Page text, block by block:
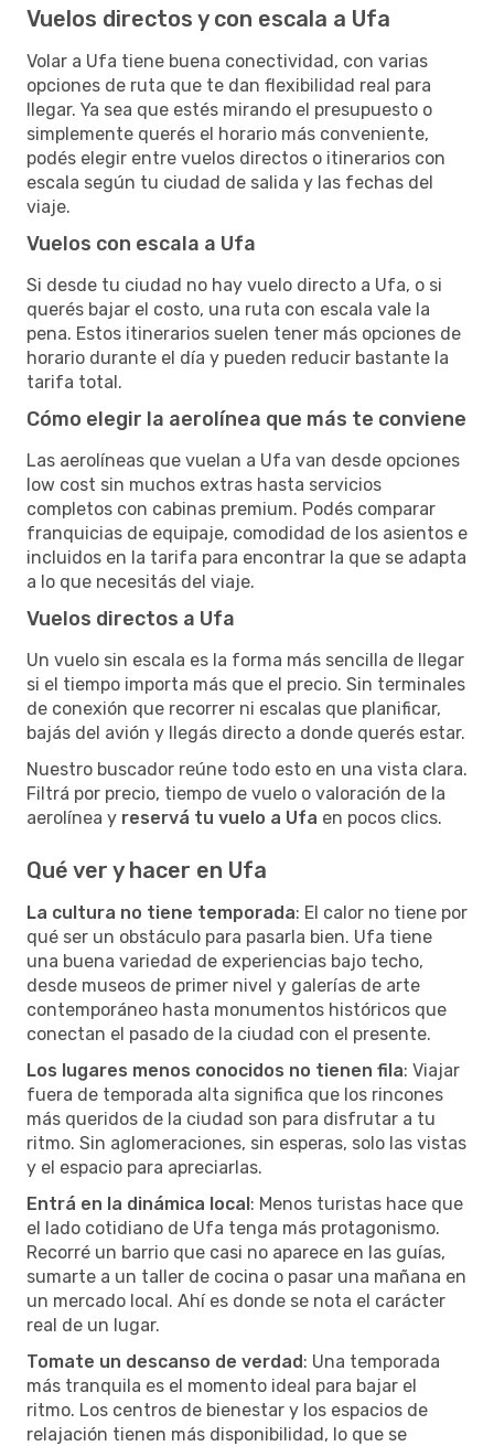
Vuelos directos y con escala a Ufa
Volar a Ufa tiene buena conectividad, con varias
opciones de ruta que te dan flexibilidad real para
llegar. Ya sea que estés mirando el presupuesto o
simplemente querés el horario más conveniente,
podés elegir entre vuelos directos o itinerarios con
escala según tu ciudad de salida y las fechas del
viaje.
Vuelos con escala a Ufa
Si desde tu ciudad no hay vuelo directo a Ufa, o si
querés bajar el costo, una ruta con escala vale la
pena. Estos itinerarios suelen tener más opciones de
horario durante el día y pueden reducir bastante la
tarifa total.
Cómo elegir la aerolínea que más te conviene
Las aerolíneas que vuelan a Ufa van desde opciones
low cost sin muchos extras hasta servicios
completos con cabinas premium. Podés comparar
franquicias de equipaje, comodidad de los asientos e
incluidos en la tarifa para encontrar la que se adapta
a lo que necesitás del viaje.
Vuelos directos a Ufa
Un vuelo sin escala es la forma más sencilla de llegar
si el tiempo importa más que el precio. Sin terminales
de conexión que recorrer ni escalas que planificar,
bajás del avión y llegás directo a donde querés estar.
Nuestro buscador reúne todo esto en una vista clara.
Filtrá por precio, tiempo de vuelo o valoración de la
aerolínea y reservá tu vuelo a Ufa en pocos clics.
Qué ver y hacer en Ufa
La cultura no tiene temporada: El calor no tiene por
qué ser un obstáculo para pasarla bien. Ufa tiene
una buena variedad de experiencias bajo techo,
desde museos de primer nivel y galerías de arte
contemporáneo hasta monumentos históricos que
conectan el pasado de la ciudad con el presente.
Los lugares menos conocidos no tienen fila: Viajar
fuera de temporada alta significa que los rincones
más queridos de la ciudad son para disfrutar a tu
ritmo. Sin aglomeraciones, sin esperas, solo las vistas
y el espacio para apreciarlas.
Entrá en la dinámica local: Menos turistas hace que
el lado cotidiano de Ufa tenga más protagonismo.
Recorré un barrio que casi no aparece en las guías,
sumarte a un taller de cocina o pasar una mañana en
un mercado local. Ahí es donde se nota el carácter
real de un lugar.
Tomate un descanso de verdad: Una temporada
más tranquila es el momento ideal para bajar el
ritmo. Los centros de bienestar y los espacios de
relajación tienen más disponibilidad, lo que se